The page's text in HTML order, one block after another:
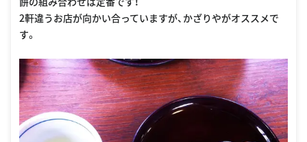
2軒違うお店が向かい合っていますが、かざりやがオススメで
す。